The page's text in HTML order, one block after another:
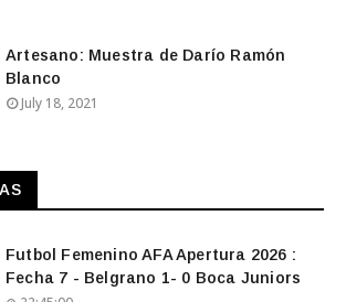
Artesano: Muestra de Darío Ramón
Blanco
July 18, 2021
Futbol Femenino AFA Apertura 2026 :
Fecha 7 - Belgrano 1- 0 Boca Juniors